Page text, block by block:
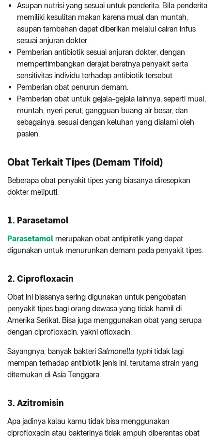
Asupan nutrisi yang sesuai untuk penderita. Bila penderita
memiliki kesulitan makan karena mual dan muntah,
asupan tambahan dapat diberikan melalui cairan infus
sesuai anjuran dokter.
Pemberian antibiotik sesuai anjuran dokter, dengan
mempertimbangkan derajat beratnya penyakit serta
sensitivitas individu terhadap antibiotik tersebut.
Pemberian obat penurun demam.
Pemberian obat untuk gejala-gejala lainnya, seperti mual,
muntah, nyeri perut, gangguan buang air besar, dan
sebagainya, sesuai dengan keluhan yang dialami oleh
pasien.
Obat Terkait Tipes (Demam Tifoid)
Beberapa obat penyakit tipes yang biasanya diresepkan
dokter meliputi:
1. Parasetamol
Parasetamol merupakan obat antipiretik yang dapat
digunakan untuk menurunkan demam pada penyakit tipes.
2. Ciprofloxacin
Obat ini biasanya sering digunakan untuk pengobatan
penyakit tipes bagi orang dewasa yang tidak hamil di
Amerika Serikat. Bisa juga menggunakan obat yang serupa
dengan ciprofloxacin, yakni ofloxacin.
Sayangnya, banyak bakteri Salmonella typhi tidak lagi
mempan terhadap antibiotik jenis ini, terutama strain yang
ditemukan di Asia Tenggara.
3. Azitromisin
Apa jadinya kalau kamu tidak bisa menggunakan
ciprofloxacin atau bakterinya tidak ampuh diberantas obat